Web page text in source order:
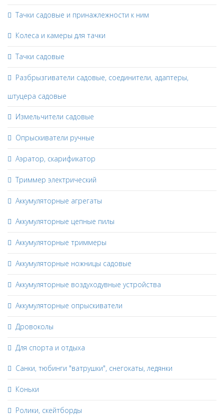
Тачки садовые и принажлежности к ним
Колеса и камеры для тачки
Тачки садовые
Разбрызгиватели садовые, соединители, адаптеры,
штуцера садовые
Измельчители садовые
Опрыскиватели ручные
Аэратор, скарификатор
Триммер электрический
Аккумуляторные агрегаты
Аккумуляторные цепные пилы
Аккумуляторные триммеры
Аккумуляторные ножницы садовые
Аккумуляторные воздуходувные устройства
Аккумуляторные опрыскиватели
Дровоколы
Для спорта и отдыха
Санки, тюбинги "ватрушки", снегокаты, ледянки
Коньки
Ролики, скейтборды